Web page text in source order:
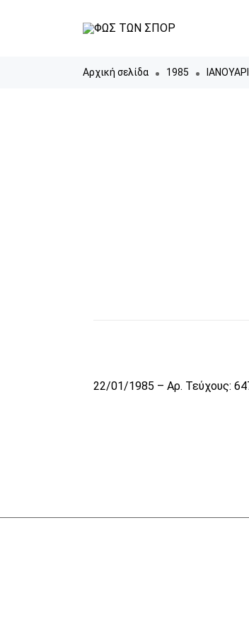
Αρχική σελίδα 1985
22/01/1985 – Αρ. Τεύχους: